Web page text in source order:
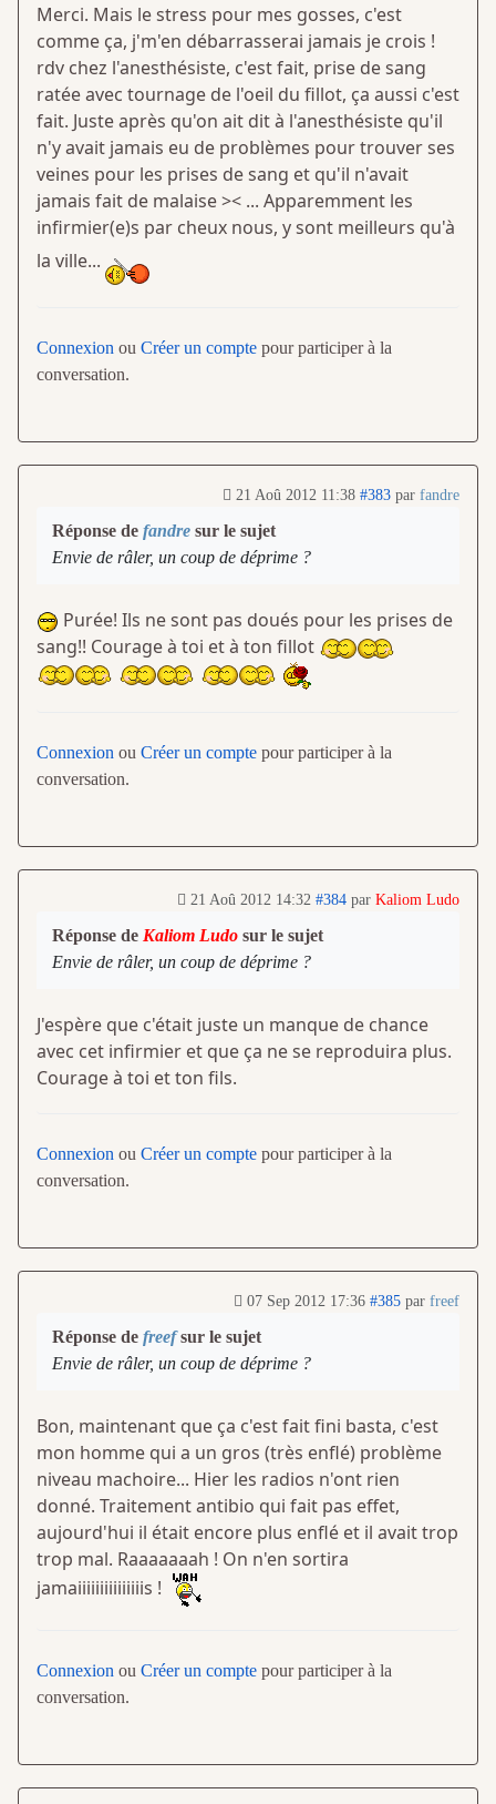
Merci. Mais le stress pour mes gosses, c'est
comme ça, j'm'en débarrasserai jamais je crois !
rdv chez l'anesthésiste, c'est fait, prise de sang
ratée avec tournage de l'oeil du fillot, ça aussi c'est
fait. Juste après qu'on ait dit à l'anesthésiste qu'il
n'y avait jamais eu de problèmes pour trouver ses
veines pour les prises de sang et qu'il n'avait
jamais fait de malaise >< ... Apparemment les
infirmier(e)s par cheux nous, y sont meilleurs qu'à
la ville...
Connexion ou Créer un compte pour participer à la
conversation.
21 Aoû 2012 11:38 #383 par fandre
Réponse de fandre sur le sujet
Envie de râler, un coup de déprime ?
Purée! Ils ne sont pas doués pour les prises de
sang!! Courage à toi et à ton fillot
Connexion ou Créer un compte pour participer à la
conversation.
21 Aoû 2012 14:32 #384 par Kaliom Ludo
Réponse de Kaliom Ludo sur le sujet
Envie de râler, un coup de déprime ?
J'espère que c'était juste un manque de chance
avec cet infirmier et que ça ne se reproduira plus.
Courage à toi et ton fils.
Connexion ou Créer un compte pour participer à la
conversation.
07 Sep 2012 17:36 #385 par freef
Réponse de freefsur le sujet
Envie de râler, un coup de déprime ?
Bon, maintenant que ça c'est fait fini basta, c'est
mon homme qui a un gros (très enflé) problème
niveau machoire... Hier les radios n'ont rien
donné. Traitement antibio qui fait pas effet,
aujourd'hui il était encore plus enflé et il avait trop
trop mal. Raaaaaaah ! On n'en sortira
jamaiiiiiiiiiiiiiiis !
Connexion ou Créer un compte pour participer à la
conversation.